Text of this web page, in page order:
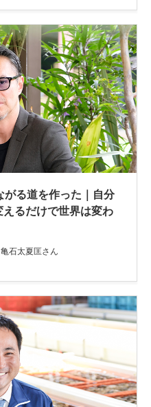
がる道を作った｜自分
るだけで世界は変わ
石太夏匡さん